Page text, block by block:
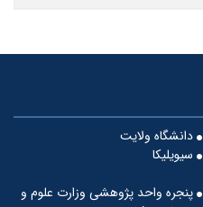
دانشگاه ولایت
سیویلیکا
پنجره واحد پژوهشی وزارت علوم و